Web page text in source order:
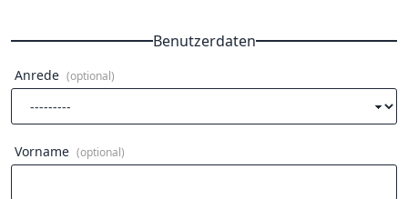
Benutzerdaten
Anrede (optional)
Vorname (optional)